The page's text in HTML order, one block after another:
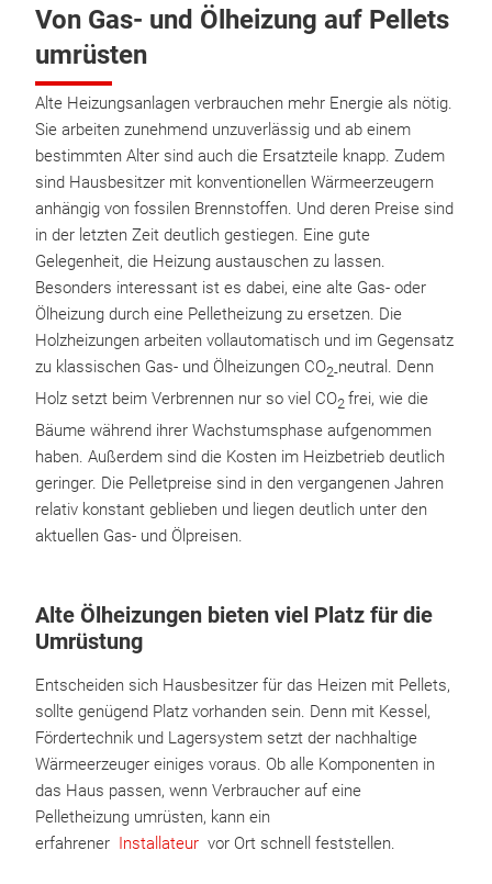
Von Gas- und Ölheizung auf Pellets
umrüsten
Alte Heizungsanlagen verbrauchen mehr Energie als nötig.
Sie arbeiten zunehmend unzuverlässig und ab einem
bestimmten Alter sind auch die Ersatzteile knapp. Zudem
sind Hausbesitzer mit konventionellen Wärmeerzeugern
anhängig von fossilen Brennstoffen. Und deren Preise sind
in der letzten Zeit deutlich gestiegen. Eine gute
Gelegenheit, die Heizung austauschen zu lassen.
Besonders interessant ist es dabei, eine alte Gas- oder
Ölheizung durch eine Pelletheizung zu ersetzen. Die
Holzheizungen arbeiten vollautomatisch und im Gegensatz
zu klassischen Gas- und Ölheizungen CO2-neutral. Denn
Holz setzt beim Verbrennen nur so viel CO2 frei, wie die
Bäume während ihrer Wachstumsphase aufgenommen
haben. Außerdem sind die Kosten im Heizbetrieb deutlich
geringer. Die Pelletpreise sind in den vergangenen Jahren
relativ konstant geblieben und liegen deutlich unter den
aktuellen Gas- und Ölpreisen.
Alte Ölheizungen bieten viel Platz für die
Umrüstung
Entscheiden sich Hausbesitzer für das Heizen mit Pellets,
sollte genügend Platz vorhanden sein. Denn mit Kessel,
Fördertechnik und Lagersystem setzt der nachhaltige
Wärmeerzeuger einiges voraus. Ob alle Komponenten in
das Haus passen, wenn Verbraucher auf eine
Pelletheizung umrüsten, kann ein
erfahrener Installateur vor Ort schnell feststellen.